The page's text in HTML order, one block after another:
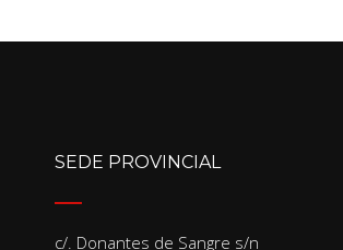
SEDE PROVINCIAL
c/. Donantes de Sangre s/n